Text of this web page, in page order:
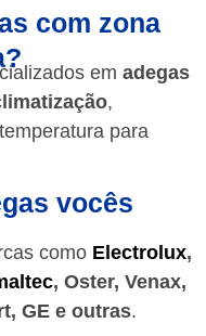
com zona
em adegas
,
para
vocês
como Electrolux,
, Oster, Venax,
GE e outras.